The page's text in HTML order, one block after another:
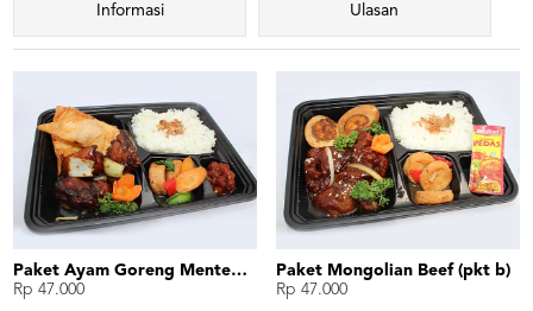
Informasi Ulasan
Paket Ayam Goreng Mentega (pkt a)
Rp 47.000
Paket Mongolian Beef (pkt b)
Rp 47.000